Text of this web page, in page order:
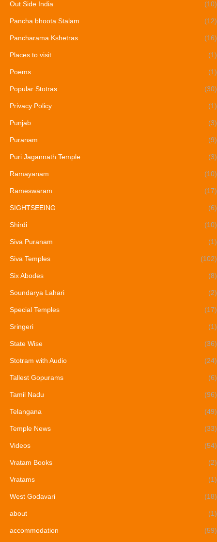
Out Side India (10)
Pancha bhoota Stalam (12)
Pancharama Kshetras (16)
Places to visit (1)
Poems (1)
Popular Stotras (30)
Privacy Policy (1)
Punjab (3)
Puranam (9)
Puri Jagannath Temple (3)
Ramayanam (10)
Rameswaram (17)
SIGHTSEEING (6)
Shirdi (10)
Siva Puranam (1)
Siva Temples (102)
Six Abodes (8)
Soundarya Lahari (2)
Special Temples (17)
Sringeri (1)
State Wise (36)
Stotram with Audio (24)
Tallest Gopurams (6)
Tamil Nadu (96)
Telangana (49)
Temple News (33)
Videos (54)
Vratam Books (2)
Vratams (1)
West Godavari (18)
about (1)
accommodation (59)